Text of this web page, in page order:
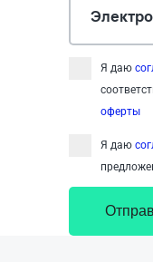
Я даю
оферты
Я даю